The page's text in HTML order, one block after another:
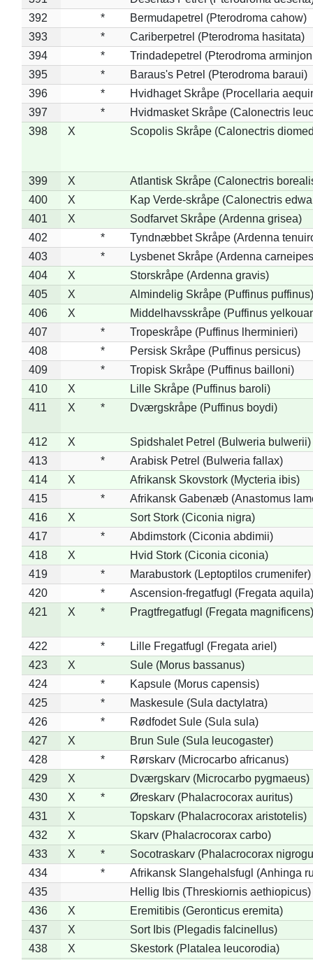
392
*
Bermudapetrel (Pterodroma cahow)
393
*
Cariberpetrel (Pterodroma hasitata)
394
*
Trindadepetrel (Pterodroma
395
*
Baraus's Petrel (Pterodroma baraui)
396
*
Hvidhaget Skråpe (Procellaria
397
*
Hvidmasket Skråpe (Calonectris
398
X Scopolis Skråpe (Calonectris
399 X
Atlantisk Skråpe (Calonectris
400
X
Kap Verde-skråpe (Calonectris
401
X
Sodfarvet Skråpe (Ardenna grisea)
402
*
Tyndnæbbet Skråpe (Ardenna
403
*
Lysbenet Skråpe (Ardenna
404
X
Storskråpe (Ardenna gravis)
405
X
Almindelig Skråpe (Puffinus puffinus)
406
X
Middelhavsskråpe (Puffinus
407
*
Tropeskråpe (Puffinus lherminieri)
408
*
Persisk Skråpe (Puffinus persicus)
409
*
Tropisk Skråpe (Puffinus bailloni)
410
X
Lille Skråpe (Puffinus baroli)
411
X * Dværgskråpe (Puffinus boydi)
412 X
Spidshalet Petrel (Bulweria bulwerii)
413
*
Arabisk Petrel (Bulweria fallax)
414
X
Afrikansk Skovstork (Mycteria ibis)
415
*
Afrikansk Gabenæb (Anastomus
416
X
Sort Stork (Ciconia nigra)
417
*
Abdimstork (Ciconia abdimii)
418
X
Hvid Stork (Ciconia ciconia)
419
*
Marabustork (Leptoptilos crumenifer)
420
*
Ascension-fregatfugl (Fregata aquila)
421
X * Pragtfregatfugl (Fregata magnificens)
422 *
Lille Fregatfugl (Fregata ariel)
423
X
Sule (Morus bassanus)
424
*
Kapsule (Morus capensis)
425
*
Maskesule (Sula dactylatra)
426
*
Rødfodet Sule (Sula sula)
427
X
Brun Sule (Sula leucogaster)
428
*
Rørskarv (Microcarbo africanus)
429
X
Dværgskarv (Microcarbo pygmaeus)
430
X *
Øreskarv (Phalacrocorax auritus)
431
X
Topskarv (Phalacrocorax aristotelis)
432
X
Skarv (Phalacrocorax carbo)
433
X *
Socotraskarv (Phalacrocorax
434
*
Afrikansk Slangehalsfugl (Anhinga
435
Hellig Ibis (Threskiornis aethiopicus)
436
X
Eremitibis (Geronticus eremita)
437
X
Sort Ibis (Plegadis falcinellus)
438
X
Skestork (Platalea leucorodia)